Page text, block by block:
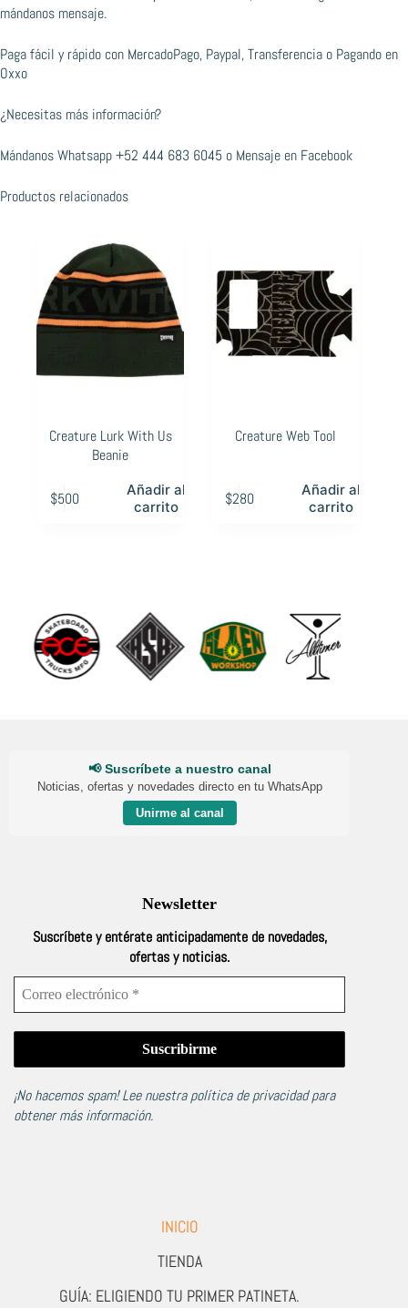
mándanos mensaje.
Paga fácil y rápido con MercadoPago, Paypal, Transferencia o Pagando en
Oxxo
¿Necesitas más información?
Mándanos Whatsapp+52 444 683 6045 o Mensaje en Facebook
Productos relacionados
Creature Lurk With Us
Beanie
$500
Añadir al
carrito
Creature Web Tool
$280
Añadir al
carrito
📢 Suscríbete a nuestro canal
Noticias, ofertas y novedades directo en tu WhatsApp
Unirme al canal
Newsletter
Suscríbete y entérate anticipadamente de novedades,
ofertas y noticias.
¡No hacemos spam! Lee nuestrapolítica de privacidadpara
obtener más información.
INICIO
TIENDA
GUÍA: ELIGIENDO TU PRIMER PATINETA.